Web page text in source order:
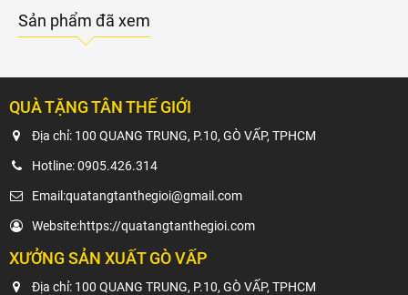
Sản phẩm đã xem
QUÀ TẶNG TÂN THẾ GIỚI
Địa chỉ: 100 QUANG TRUNG, P.10, GÒ VẤP, TPHCM
Hotline:0905.426.314
Email:quatangtanthegioi@gmail.com
Website:https://quatangtanthegioi.com
XƯỞNG SẢN XUẤT GÒ VẤP
Địa chỉ: 100 QUANG TRUNG, P.10, GÒ VẤP, TPHCM